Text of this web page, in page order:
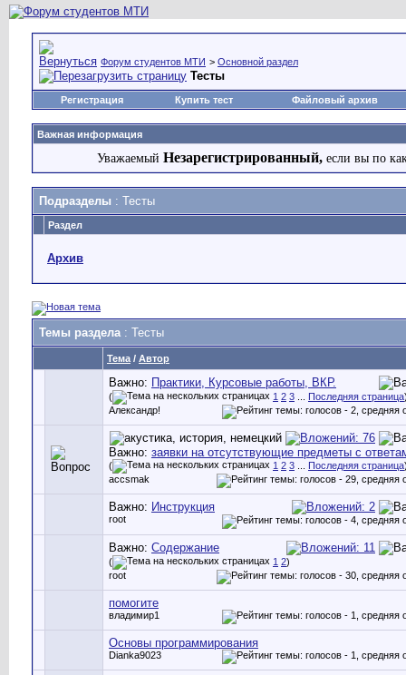
Форум студентов МТИ > Основной раздел
Тесты
Регистрация Купить тест Файловый архив
Важная информация
Уважаемый Незарегистрированный, если вы по
Подразделы : Тесты
Раздел
Архив
Темы раздела: Тесты
Тема / Автор
Важно: Практики, Курсовые работы, ВКР.
( 1 2 3 Последняя страница
Александр!
Важно: заявки на отсутствующие предметы с
( 1 2 3 Последняя страница
accsmak
Важно: Инструкция
root
Важно: Содержание
( 1 2)
root
помогите
владимир1
Основы программирования
Dianka9023